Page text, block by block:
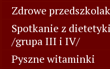
Zdrowe
Spotkanie z
/grupa III i IV/
Pyszne witaminki